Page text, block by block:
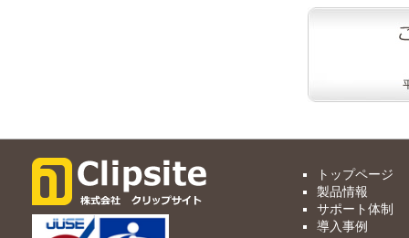
トップページ
製品情報
サポート体制
導入事例